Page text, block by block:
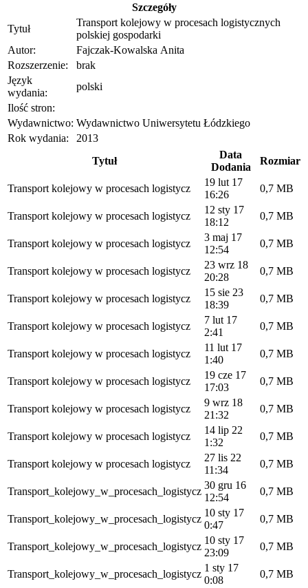
Szczegóły
Tytuł
Transport kolejowy w procesach logistycznych
polskiej gospodarki
Autor:
Fajczak-Kowalska Anita
Rozszerzenie:
brak
Język
wydania:
polski
Ilość stron:
Wydawnictwo: Wydawnictwo Uniwersytetu Łódzkiego
Rok wydania:
2013
Tytuł
Data
Dodania
Rozmiar
Transport kolejowy w procesach logistycz
19 lut 17
16:26
0,7 MB
Transport kolejowy w procesach logistycz
12 sty 17
18:12
0,7 MB
Transport kolejowy w procesach logistycz
3 maj 17
12:54
0,7 MB
Transport kolejowy w procesach logistycz
23 wrz 18
20:28
0,7 MB
Transport kolejowy w procesach logistycz
15 sie 23
18:39
0,7 MB
Transport kolejowy w procesach logistycz
7 lut 17
2:41
0,7 MB
Transport kolejowy w procesach logistycz
11 lut 17
1:40
0,7 MB
Transport kolejowy w procesach logistycz
19 cze 17
17:03
0,7 MB
Transport kolejowy w procesach logistycz
9 wrz 18
21:32
0,7 MB
Transport kolejowy w procesach logistycz
14 lip 22
1:32
0,7 MB
Transport kolejowy w procesach logistycz
27 lis 22
11:34
0,7 MB
Transport_kolejowy_w_procesach_logistycz
30 gru 16
12:54
0,7 MB
Transport_kolejowy_w_procesach_logistycz
10 sty 17
0:47
0,7 MB
Transport_kolejowy_w_procesach_logistycz
10 sty 17
23:09
0,7 MB
Transport_kolejowy_w_procesach_logistycz
1 sty 17
0:08
0,7 MB